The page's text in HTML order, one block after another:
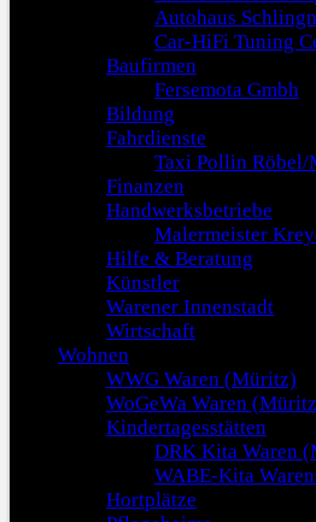
Autohaus
Car-HiFi Tuning
Baufirmen
Fersemota Gmbh
Bildung
Fahrdienste
Taxi Pollin Röbel/
Finanzen
Handwerksbetriebe
Malermeister
Hilfe & Beratung
Künstler
Warener Innenstadt
Wirtschaft
Wohnen
WWG Waren (Müritz)
WoGeWa Waren
Kindertagesstätten
DRK Kita Waren
WABE-Kita
Hortplätze